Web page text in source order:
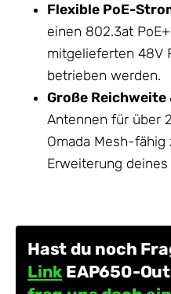
Flexible PoE-
einen 802.3at
mitgelieferten 48V
betrieben werden.
Große Reichweite
Antennen für über
Omada Mesh-fähig
Erweiterung
Hast du noch
LinkEAP650-